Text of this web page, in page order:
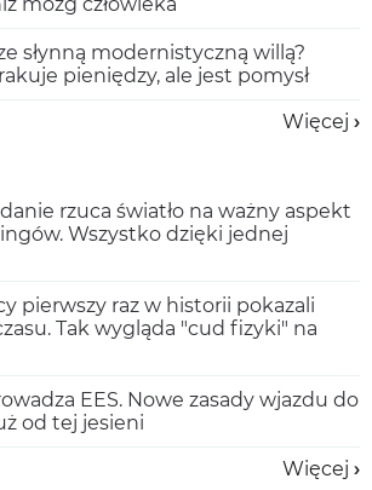
słynną modernistyczną willą?
pieniędzy, ale jest pomysł
Więcej
rzuca światło na ważny aspekt
Wszystko dzięki jednej
pierwszy raz w historii pokazali
Tak wygląda "cud fizyki" na
EES. Nowe zasady wjazdu do
od tej jesieni
Więcej